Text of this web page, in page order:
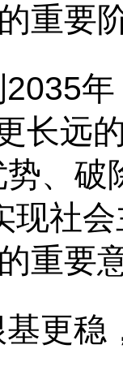
重要
长远
、
现社
重要
更稳